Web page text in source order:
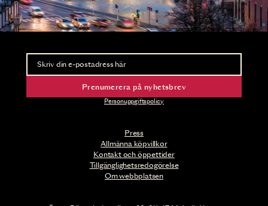
Press
Allmänna köpvillkor
Kontakt och öppettider
Tillgänglighetsredogörelse
Om webbplatsen
Nyhetsbrev
Ta del av förhandsinformation och biljettsläpp.
Prenumerera på nyhetsbrev
Personuppgiftspolicy